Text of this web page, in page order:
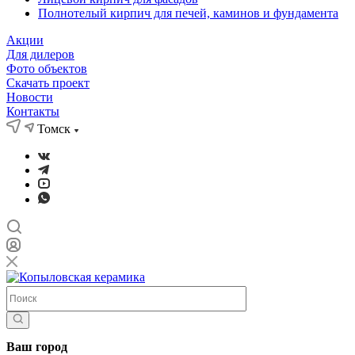
Полнотелый кирпич для печей, каминов и фундамента
Акции
Для дилеров
Фото объектов
Скачать проект
Новости
Контакты
Томск
Ваш город